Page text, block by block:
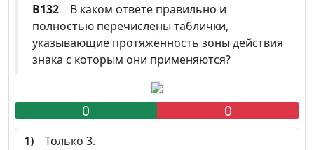
B132 В каком ответе правильно и
полностью перечислены таблички,
указывающие протяжённость зоны действия
знака с которым они применяются?
0 0
1) Только 3.